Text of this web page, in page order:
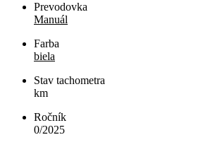
Prevodovka
Manuál
Farba
biela
Stav tachometra
km
Ročník
0/2025